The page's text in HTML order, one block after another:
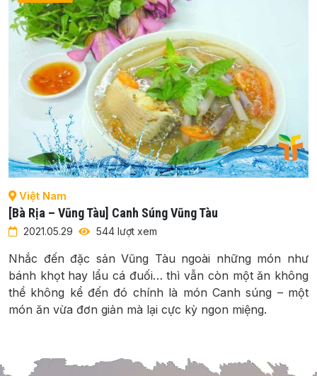
Việt Nam
[Bà Rịa – Vũng Tàu] Canh Súng Vũng Tàu
2021.05.29 544 lượt xem
Nhắc đến đặc sản Vũng Tàu ngoài những món như
bánh khọt hay lẩu cá đuối… thì vẫn còn một ăn không
thể không kể đến đó chính là món Canh súng – một
món ăn vừa đơn giản mà lại cực kỳ ngon miệng.